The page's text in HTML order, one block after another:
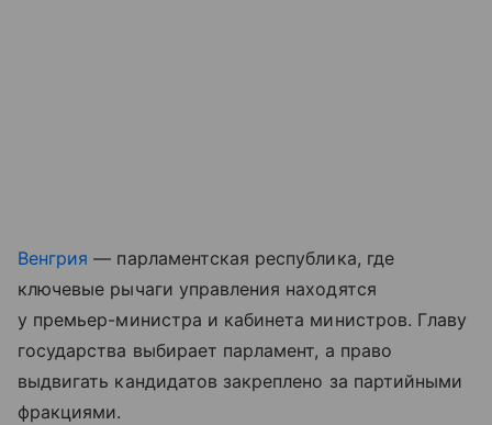
Венгрия — парламентская республика, где
ключевые рычаги управления находятся
у премьер-министра и кабинета министров. Главу
государства выбирает парламент, а право
выдвигать кандидатов закреплено за партийными
фракциями.